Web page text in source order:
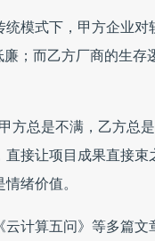
模式下，甲方企业对
；而乙方厂商的生存
方总是不满，乙方总是
接让项目成果直接束
绪价值。
计算五问》等多篇文